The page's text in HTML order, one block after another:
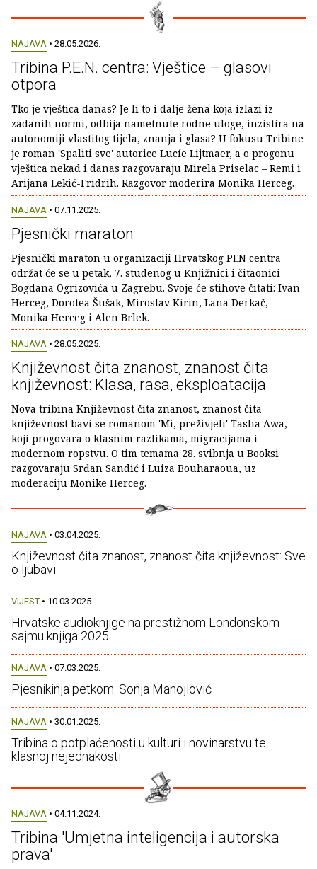
NAJAVA • 28.05.2026.
Tribina P.E.N. centra: Vještice – glasovi
otpora
Tko je vještica danas? Je li to i dalje žena koja izlazi iz
zadanih normi, odbija nametnute rodne uloge, inzistira na
autonomiji vlastitog tijela, znanja i glasa? U fokusu Tribine
je roman 'Spaliti sve' autorice Lucíe Lijtmaer, a o progonu
vještica nekad i danas razgovaraju Mirela Priselac – Remi i
Arijana Lekić-Fridrih. Razgovor moderira Monika Herceg.
NAJAVA • 07.11.2025.
Pjesnički maraton
Pjesnički maraton u organizaciji Hrvatskog PEN centra
održat će se u petak, 7. studenog u Knjižnici i čitaonici
Bogdana Ogrizovića u Zagrebu. Svoje će stihove čitati: Ivan
Herceg, Dorotea Šušak, Miroslav Kirin, Lana Derkač,
Monika Herceg i Alen Brlek.
NAJAVA • 28.05.2025.
Književnost čita znanost, znanost čita
književnost: Klasa, rasa, eksploatacija
Nova tribina Književnost čita znanost, znanost čita
književnost bavi se romanom 'Mi, preživjeli' Tasha Awa,
koji progovara o klasnim razlikama, migracijama i
modernom ropstvu. O tim temama 28. svibnja u Booksi
razgovaraju Srđan Sandić i Luiza Bouharaoua, uz
moderaciju Monike Herceg.
NAJAVA • 03.04.2025.
Književnost čita znanost, znanost čita književnost: Sve
o ljubavi
VIJEST • 10.03.2025.
Hrvatske audioknjige na prestižnom Londonskom
sajmu knjiga 2025.
NAJAVA • 07.03.2025.
Pjesnikinja petkom: Sonja Manojlović
NAJAVA • 30.01.2025.
Tribina o potplaćenosti u kulturi i novinarstvu te
klasnoj nejednakosti
NAJAVA • 04.11.2024.
Tribina 'Umjetna inteligencija i autorska
prava'